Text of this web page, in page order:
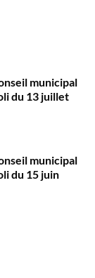
municipal
du 13 juillet
municipal
du 15 juin